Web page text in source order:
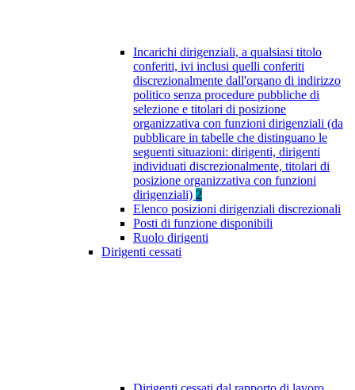
Incarichi dirigenziali, a qualsiasi titolo
conferiti, ivi inclusi quelli conferiti
discrezionalmente dall'organo di indirizzo
politico senza procedure pubbliche di
selezione e titolari di posizione
organizzativa con funzioni dirigenziali (da
pubblicare in tabelle che distinguano le
seguenti situazioni: dirigenti, dirigenti
individuati discrezionalmente, titolari di
posizione organizzativa con funzioni
dirigenziali) 2
Elenco posizioni dirigenziali discrezionali
Posti di funzione disponibili
Ruolo dirigenti
Dirigenti cessati